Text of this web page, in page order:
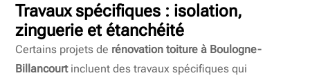
Travaux spécifiques : isolation,
zinguerie et étanchéité
Certains projets de rénovation toiture à Boulogne-
Billancourtincluent des travaux spécifiques qui